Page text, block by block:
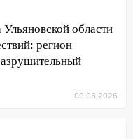
в
до
гороскоп
области
регион
09.08.2026